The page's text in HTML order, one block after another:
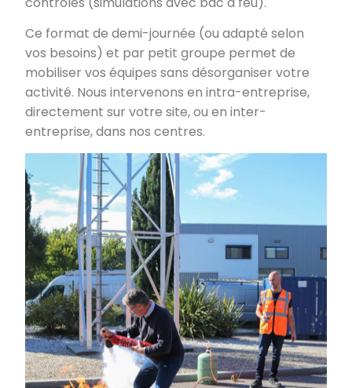
Ce format de demi-journée (ou adapté selon
vos besoins) et par petit groupe permet de
mobiliser vos équipes sans désorganiser votre
activité. Nous intervenons en intra-entreprise,
directement sur votre site, ou en inter-
entreprise, dans nos centres.